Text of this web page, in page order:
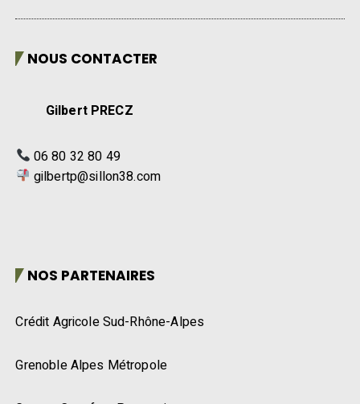
NOUS CONTACTER
Gilbert PRECZ
06 80 32 80 49
gilbertp@sillon38.com
NOS PARTENAIRES
Crédit Agricole Sud-Rhône-Alpes
Grenoble Alpes Métropole